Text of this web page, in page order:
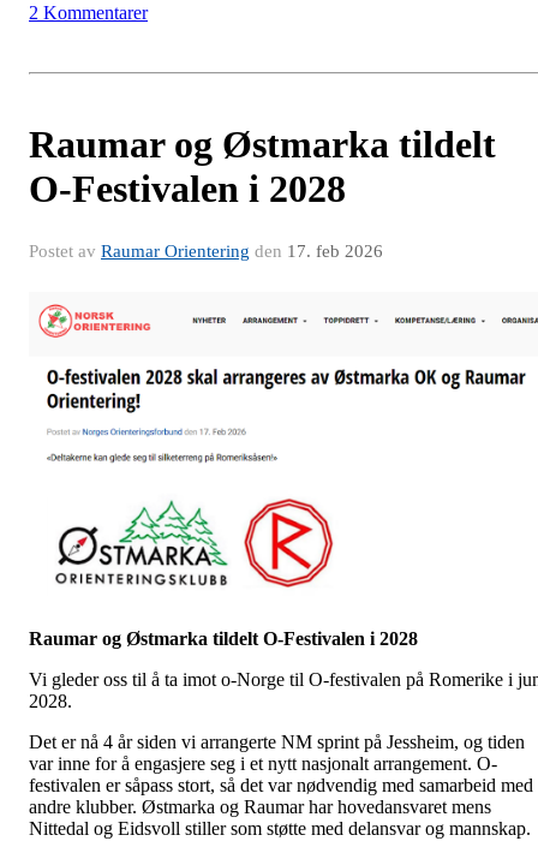
2 Kommentarer
Raumar og Østmarka tildelt
O-Festivalen i 2028
Postet av Raumar Orientering den 17. feb 2026
Raumar og Østmarka tildelt O-Festivalen i 2028
Vi gleder oss til å ta imot o-Norge til O-festivalen på Romerike i
2028.
Det er nå 4 år siden vi arrangerte NM sprint på Jessheim, og tiden
var inne for å engasjere seg i et nytt nasjonalt arrangement. O-
festivalen er såpass stort, så det var nødvendig med samarbeid med
andre klubber. Østmarka og Raumar har hovedansvaret mens
Nittedal og Eidsvoll stiller som støtte med delansvar og mannskap.